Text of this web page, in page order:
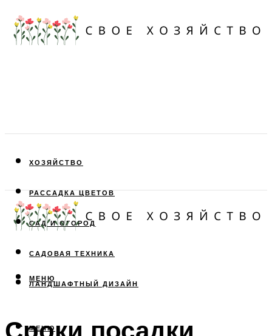
ХОЗЯЙСТВО
РАССАДКА ЦВЕТОВ
САД И ОГОРОД
САДОВАЯ ТЕХНИКА
ЛАНДШАФТНЫЙ ДИЗАЙН
МЕНЮ
МЕНЮ